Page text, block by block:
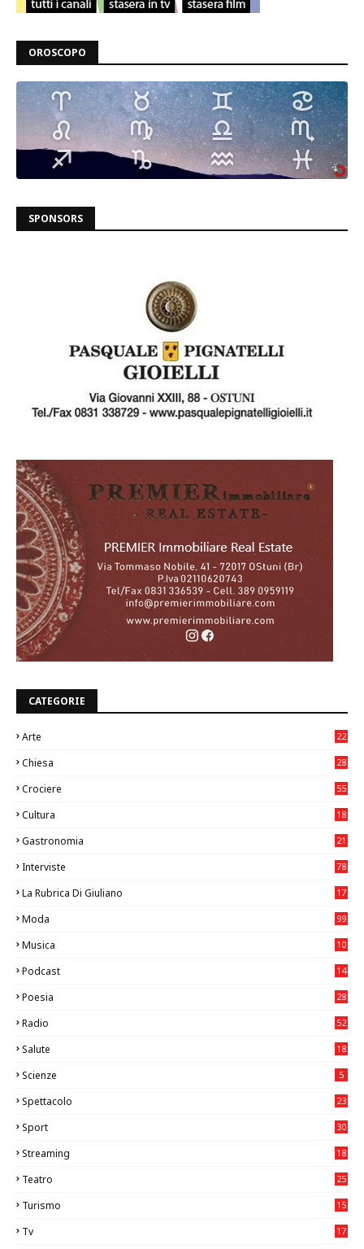
OROSCOPO
SPONSORS
CATEGORIE
Arte
22
Chiesa
28
Crociere 55
Cultura
18
Gastronomia
21
Interviste 78
La Rubrica Di Giuliano
17
Moda 99
Musica
10
Podcast 14
Poesia 28
Radio 52
Salute
18
Scienze 5
Spettacolo 23
Sport
30
Streaming 18
Teatro
25
Turismo
15
Tv
17